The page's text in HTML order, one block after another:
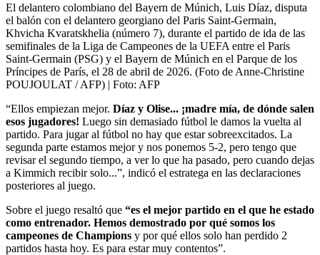
El delantero colombiano del Bayern de Múnich, Luis Díaz, disputa
el balón con el delantero georgiano del Paris Saint-Germain,
Khvicha Kvaratskhelia (número 7), durante el partido de ida de las
semifinales de la Liga de Campeones de la UEFA entre el Paris
Saint-Germain (PSG) y el Bayern de Múnich en el Parque de los
Príncipes de París, el 28 de abril de 2026. (Foto de Anne-Christine
POUJOULAT / AFP) | Foto: AFP
“Ellos empiezan mejor. Díaz y Olise... ¡madre mía, de dónde salen
esos jugadores! Luego sin demasiado fútbol le damos la vuelta al
partido. Para jugar al fútbol no hay que estar sobreexcitados. La
segunda parte estamos mejor y nos ponemos 5-2, pero tengo que
revisar el segundo tiempo, a ver lo que ha pasado, pero cuando dejas
a Kimmich recibir solo...”, indicó el estratega en las declaraciones
posteriores al juego.
Sobre el juego resaltó que “es el mejor partido en el que he estado
como entrenador. Hemos demostrado por qué somos los
campeones de Champions y por qué ellos solo han perdido 2
partidos hasta hoy. Es para estar muy contentos”.